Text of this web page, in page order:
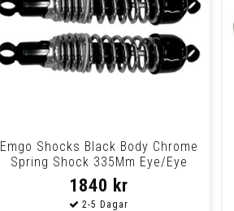
Emgo Shocks Black Body Chrome
Spring Shock 335Mm Eye/Eye
1840 kr